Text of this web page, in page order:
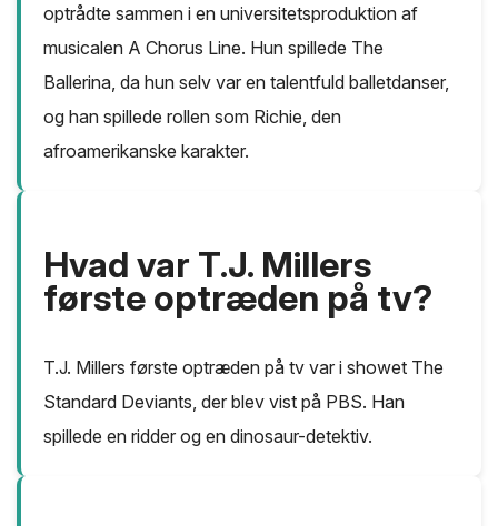
optrådte sammen i en universitetsproduktion af
musicalen A Chorus Line. Hun spillede The
Ballerina, da hun selv var en talentfuld balletdanser,
og han spillede rollen som Richie, den
afroamerikanske karakter.
Hvad var T.J. Millers
første optræden på tv?
T.J. Millers første optræden på tv var i showet The
Standard Deviants, der blev vist på PBS. Han
spillede en ridder og en dinosaur-detektiv.